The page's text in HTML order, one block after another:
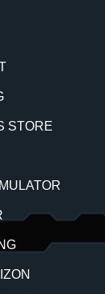
STORE